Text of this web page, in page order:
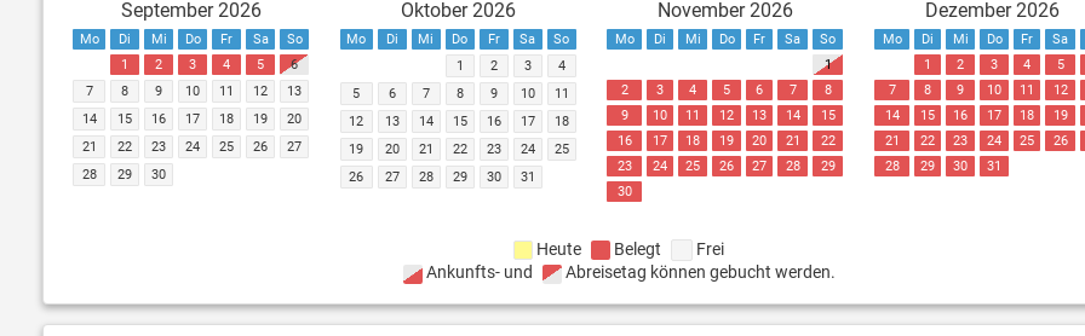
September 2026
Mo Di Mi Do Fr Sa
So
1
2 3 4 5
6
7
8 9 10 11 12
13
14
15 16 17 18 19
20
21
22 23 24 25 26
27
28
29 30
Oktober 2026
Mo Di Mi Do Fr Sa
So
1
2 3
4
5
6 7 8 9 10
11
12
13 14 15 16 17
18
19
20 21 22 23 24
25
26
27 28 29 30 31
November 2026
Mo Di Mi Do Fr Sa
So
1
2
3 4 5 6 7
8
9
10 11 12 13 14
15
16
17 18 19 20 21
22
23
24 25 26 27 28
29
30
Dezember 2026
Mo Di Mi Do Fr
Sa
1
2 3 4
5
7
8 9 10 11
12
14
15 16 17 18
19
21
22 23 24 25
26
28
29 30 31
Heute Belegt
Frei
Ankunfts- und
Abreisetag können gebucht werden.